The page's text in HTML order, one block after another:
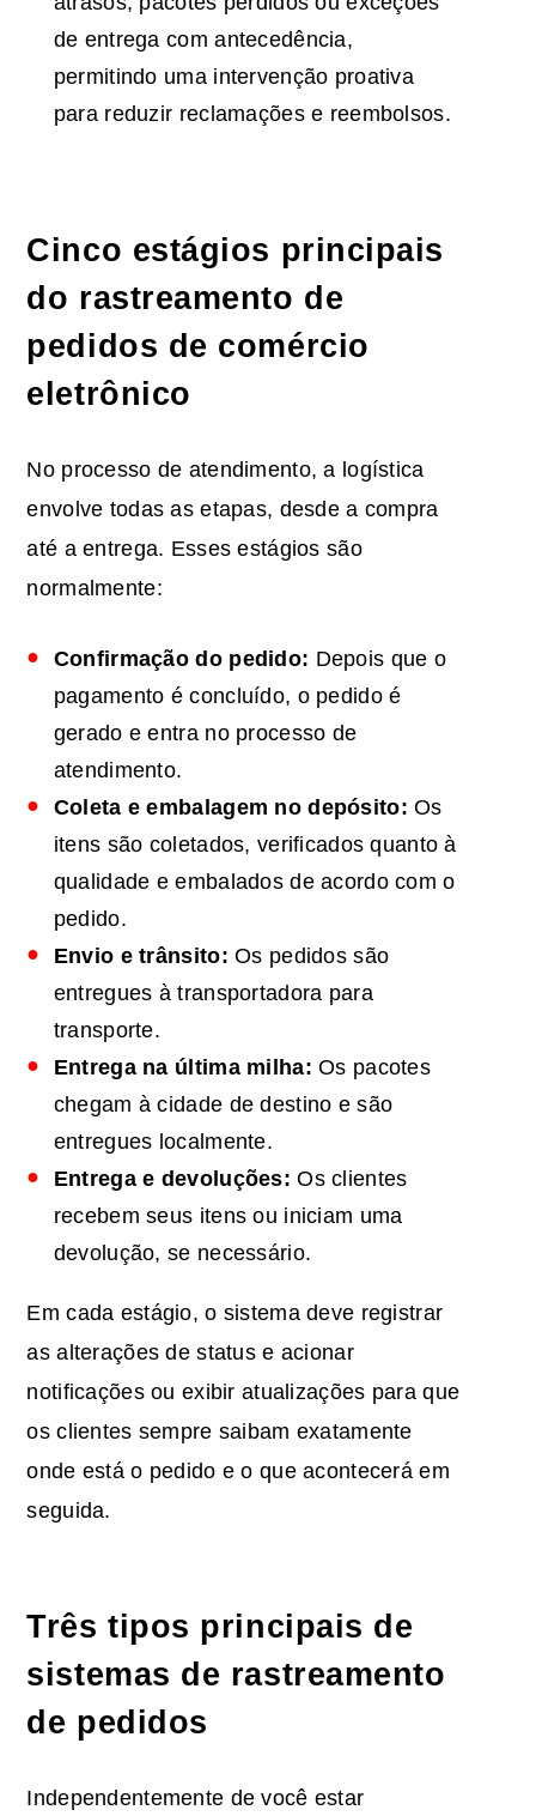
de entrega com antecedência,
permitindo uma intervenção proativa
para reduzir reclamações e reembolsos.
Cinco estágios principais
do rastreamento de
pedidos de comércio
eletrônico
No processo de atendimento, a logística
envolve todas as etapas, desde a compra
até a entrega. Esses estágios são
normalmente:
Confirmação do pedido: Depois que o
pagamento é concluído, o pedido é
gerado e entra no processo de
atendimento.
Coleta e embalagem no depósito: Os
itens são coletados, verificados quanto à
qualidade e embalados de acordo com o
pedido.
Envio e trânsito: Os pedidos são
entregues à transportadora para
transporte.
Entrega na última milha: Os pacotes
chegam à cidade de destino e são
entregues localmente.
Entrega e devoluções: Os clientes
recebem seus itens ou iniciam uma
devolução, se necessário.
Em cada estágio, o sistema deve registrar
as alterações de status e acionar
notificações ou exibir atualizações para que
os clientes sempre saibam exatamente
onde está o pedido e o que acontecerá em
seguida.
Três tipos principais de
sistemas de rastreamento
de pedidos
Independentemente de você estar